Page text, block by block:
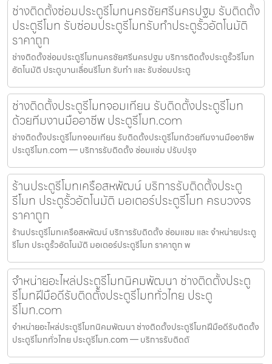
ช่างติดตั้งซ่อมประตูรีโมทนครชัยศรีนครปฐม รับติดตั้ง
ประตูรีโมท รับซ่อมประตูรีโมทรับทำประตูรั้วอัตโนมัติ
ราคาถูก
ช่างติดตั้งซ่อมประตูรีโมทนครชัยศรีนครปฐม บริการติดตั้งประตูรั้วรีโมท
อัตโนมัติ ประตูบานเลื่อนรีโมท รับทำ และ รับซ่อมประตู
ช่างติดตั้งประตูรีโมทจอมเทียน รับติดตั้งประตูรีโมท
ด้วยทีมงานมืออาชีพ ประตูรีโมท.com
ช่างติดตั้งประตูรีโมทจอมเทียน รับติดตั้งประตูรีโมทด้วยทีมงานมืออาชีพ
ประตูรีโมท.com — บริการรับติดตั้ง ซ่อมแซ่ม ปรับปรุง
ร้านประตูรีโมทเครือสหพัฒน์ บริการรับติดตั้งประตู
รีโมท ประตูรั้วอัตโนมัติ มอเตอร์ประตูรีโมท ครบวงจร
ราคาถูก
ร้านประตูรีโมทเครือสหพัฒน์ บริการรับติดตั้ง ซ่อมแซม และ จำหน่ายประตู
รีโมท ประตูรั้วอัตโนมัติ มอเตอร์ประตูรีโมท ราคาถูก พ
จำหน่ายอะไหล่ประตูรีโมทนิคมพัฒนา ช่างติดตั้งประตู
รีโมทฝีมือดีรับติดตั้งประตูรีโมททั่วไทย ประตู
รีโมท.com
จำหน่ายอะไหล่ประตูรีโมทนิคมพัฒนา ช่างติดตั้งประตูรีโมทฝีมือดีรับติดตั้ง
ประตูรีโมททั่วไทย ประตูรีโมท.com — บริการรับติดตั